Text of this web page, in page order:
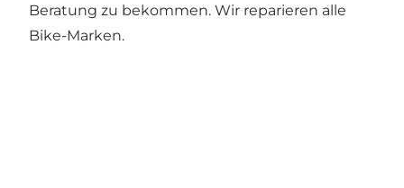
Beratung zu bekommen. Wir reparieren alle
Bike-Marken.